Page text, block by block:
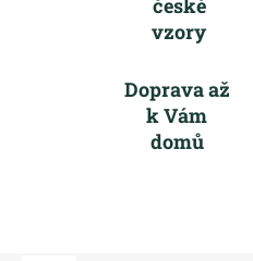
české
vzory
Doprava až
k Vám
domů